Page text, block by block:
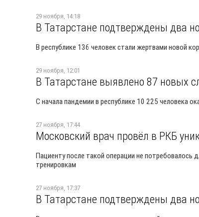
29 ноября, 14:18
В Татарстане подтверждены два
В республике 136 человек стали жертвами новой
29 ноября, 12:01
В Татарстане выявлено 87 новых
С начала пандемии в республике 10 225 человека
27 ноября, 17:44
Московский врач провёл в РКБ
Пациенту после такой операции не потребовалось
тренировкам
27 ноября, 17:37
В Татарстане подтверждены два